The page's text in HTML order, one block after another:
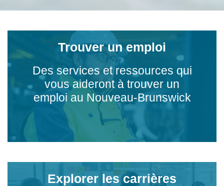
Trouver un emploi
Des services et ressources qui
vous aideront à trouver un
emploi au Nouveau-Brunswick
Explorer les carrières